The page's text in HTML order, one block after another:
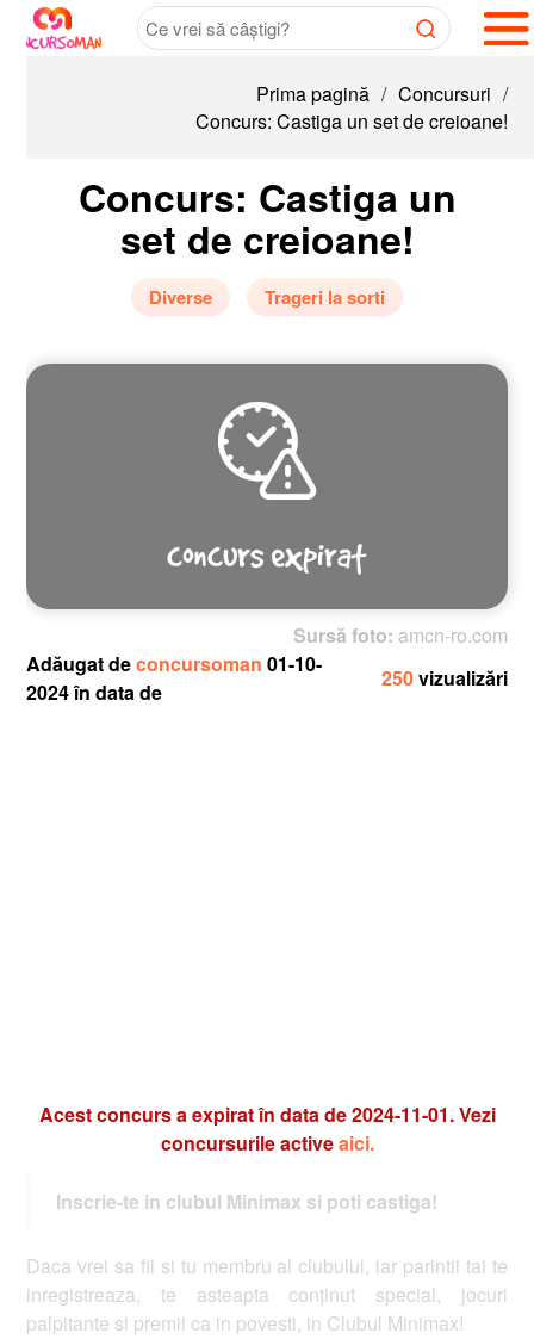
Prima pagină / Concursuri /
Concurs: Castiga un set de creioane!
Concurs: Castiga un
set de creioane!
Diverse Trageri la sorti
Sursă foto:amcn-ro.com
Adăugat deconcursoman01-10-
2024 în data de
250vizualizări
Acest concurs a expirat în data de 2024-11-01. Vezi
concursurile activeaici.
Inscrie-te in clubul Minimax si poti castiga!
Daca vrei sa fii si tu membru al clubului, iar parintii tai te
inregistreaza, te asteapta conținut special, jocuri
palpitante si premii ca in povesti, in Clubul Minimax!